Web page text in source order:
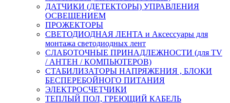
ДАТЧИКИ (ДЕТЕКТОРЫ) УПРАВЛЕНИЯ
ОСВЕЩЕНИЕМ
ПРОЖЕКТОРЫ
СВЕТОДИОДНАЯ ЛЕНТА и Аксессуары для
монтажа светодиодных лент
СЛАБОТОЧНЫЕ ПРИНАДЛЕЖНОСТИ (для TV
/ АНТЕН / КОМПЬЮТЕРОВ)
СТАБИЛИЗАТОРЫ НАПРЯЖЕНИЯ , БЛОКИ
БЕСПЕРЕБОЙНОГО ПИТАНИЯ
ЭЛЕКТРОСЧЕТЧИКИ
ТЕПЛЫЙ ПОЛ, ГРЕЮЩИЙ КАБЕЛЬ